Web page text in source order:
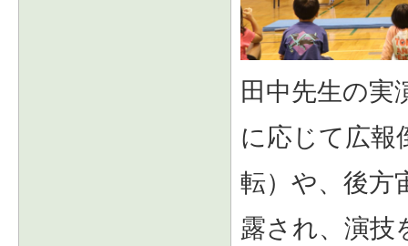
田中先生の実
に応じて広報
転）や、後方
露され、演技